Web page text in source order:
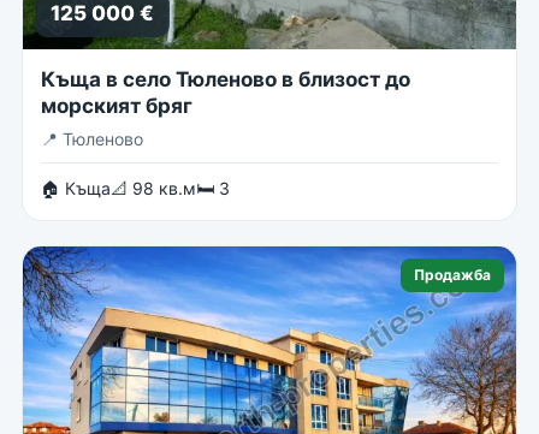
125 000 €
Къща в село Тюленово в близост до
морският бряг
📍 Тюленово
🏠 Къща📐 98 кв.м🛏 3
Продажба